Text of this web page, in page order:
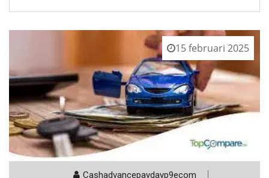
15 februari 2025
Cashadvancepaydayp9ecom